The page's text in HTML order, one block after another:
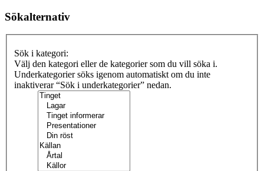
Sökalternativ
Sök i kategori:
Välj den kategori eller de kategorier som du vill söka i.
Underkategorier söks igenom automatiskt om du inte
inaktiverar “Sök i underkategorier” nedan.